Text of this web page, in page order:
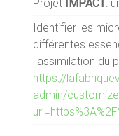
Projet IMPACT:
Identifier les
différentes
l'assimilation du
https://
admin/